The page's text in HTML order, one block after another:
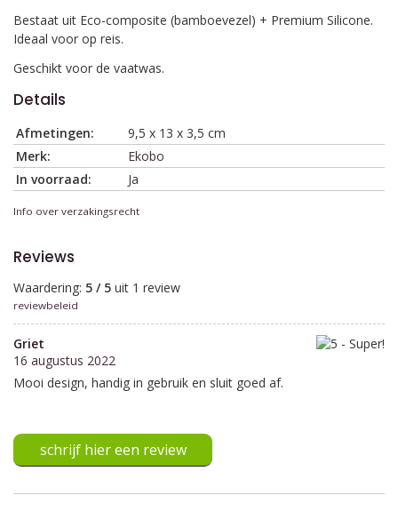
Bestaat uit Eco-composite (bamboevezel) + Premium Silicone.
Ideaal voor op reis.
Geschikt voor de vaatwas.
Details
Afmetingen:
9,5 x 13 x 3,5 cm
Merk:
Ekobo
In voorraad:
Ja
Info over verzakingsrecht
Reviews
Waardering: 5 / 5 uit 1 review
reviewbeleid
Griet
16 augustus 2022
Mooi design, handig in gebruik en sluit goed af.
schrijf hier een review